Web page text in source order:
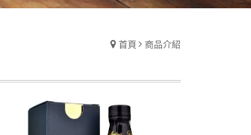
首頁 商品介紹